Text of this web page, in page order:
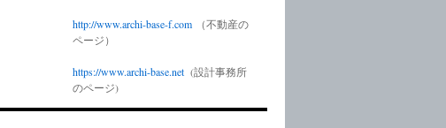
http://www.archi-base-f.com
（不動産の
ページ）
https://www.archi-base.net (設計事務所
のページ)